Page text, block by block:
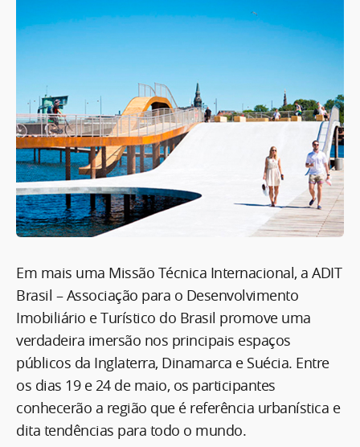
Em mais uma Missão Técnica Internacional, a ADIT
Brasil – Associação para o Desenvolvimento
Imobiliário e Turístico do Brasil promove uma
verdadeira imersão nos principais espaços
públicos da Inglaterra, Dinamarca e Suécia. Entre
os dias 19 e 24 de maio, os participantes
conhecerão a região que é referência urbanística e
dita tendências para todo o mundo.